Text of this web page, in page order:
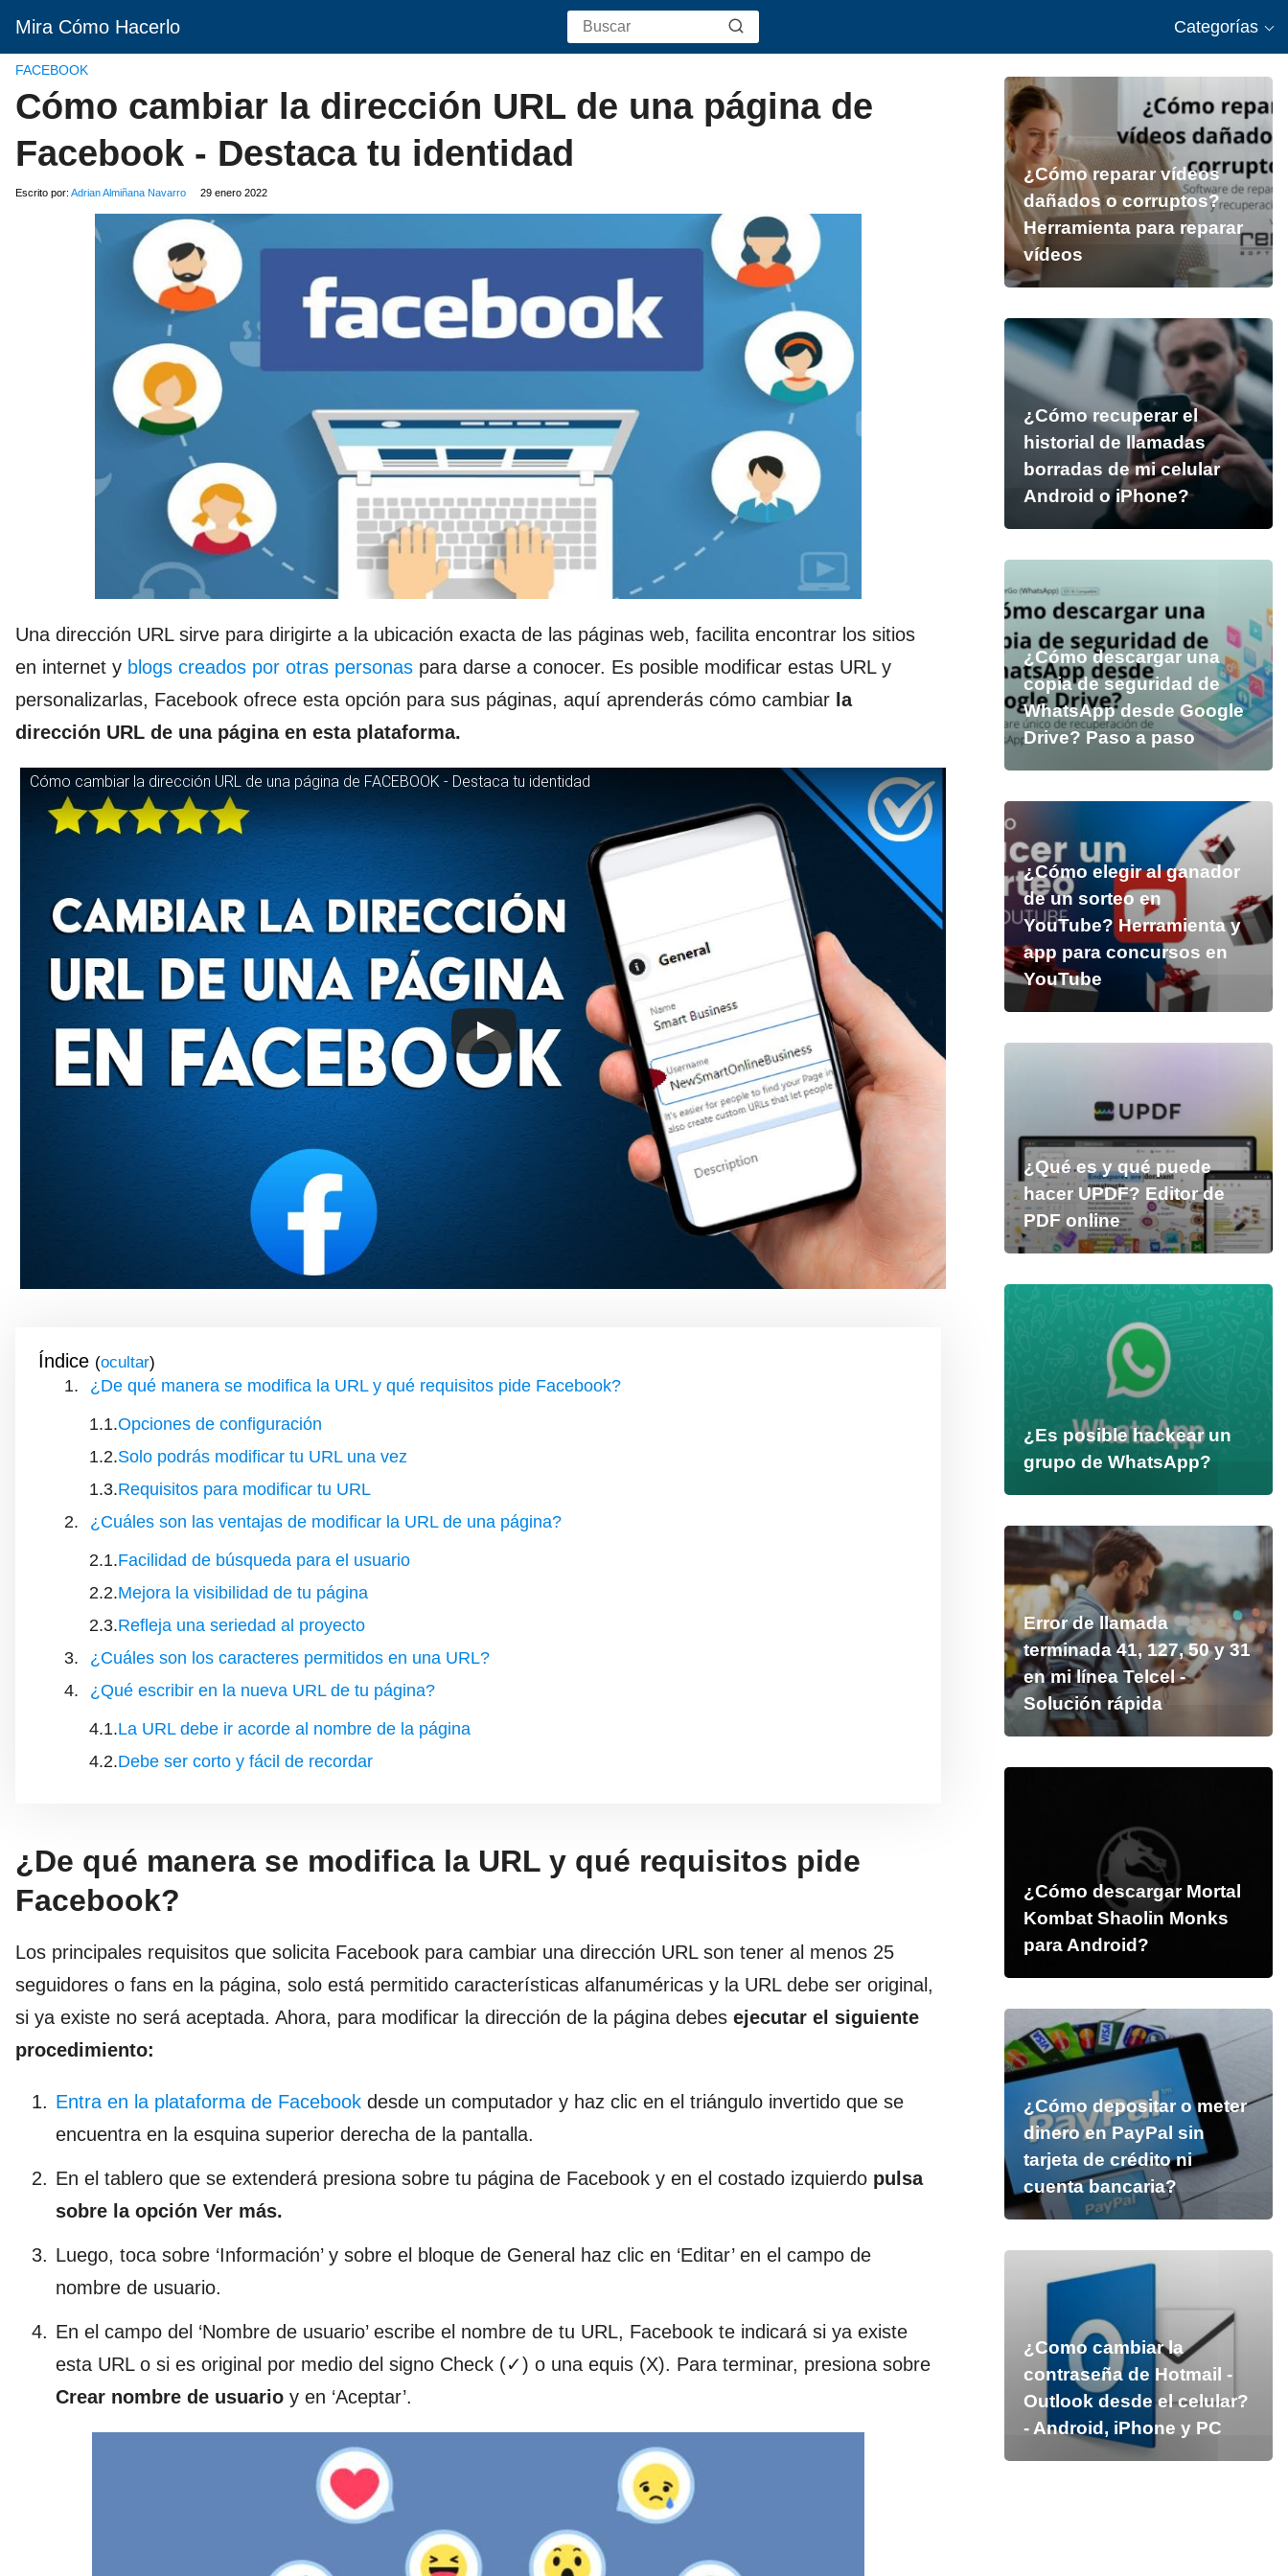
Mira Cómo Hacerlo Categorías
FACEBOOK
Cómo cambiar la dirección URL de una página de
Facebook - Destaca tu identidad
Escrito por: Adrian Almiñana Navarro 29 enero 2022
Una dirección URL sirve para dirigirte a la ubicación exacta de las páginas web, facilita encontrar los sitios
en internet y blogs creados por otras personas para darse a conocer. Es posible modificar estas URL y
personalizarlas, Facebook ofrece esta opción para sus páginas, aquí aprenderás cómo cambiar la
dirección URL de una página en esta plataforma.
Cómo cambiar la dirección URL de una página de FACEBOOK - Destaca tu identidad
Índice ( )
¿De qué manera se modifica la URL y qué requisitos pide Facebook?
Opciones de configuración
Solo podrás modificar tu URL una vez
Requisitos para modificar tu URL
¿Cuáles son las ventajas de modificar la URL de una página?
Facilidad de búsqueda para el usuario
Mejora la visibilidad de tu página
Refleja una seriedad al proyecto
¿Cuáles son los caracteres permitidos en una URL?
¿Qué escribir en la nueva URL de tu página?
La URL debe ir acorde al nombre de la página
Debe ser corto y fácil de recordar
¿De qué manera se modifica la URL y qué requisitos pide
Facebook?
Los principales requisitos que solicita Facebook para cambiar una dirección URL son tener al menos 25
seguidores o fans en la página, solo está permitido características alfanuméricas y la URL debe ser original,
si ya existe no será aceptada. Ahora, para modificar la dirección de la página debes ejecutar el siguiente
procedimiento:
Entra en la plataforma de Facebook desde un computador y haz clic en el triángulo invertido que se
encuentra en la esquina superior derecha de la pantalla.
En el tablero que se extenderá presiona sobre tu página de Facebook y en el costado izquierdo pulsa
sobre la opción Ver más.
Luego, toca sobre ‘Información’ y sobre el bloque de General haz clic en ‘Editar’ en el campo de
nombre de usuario.
En el campo del ‘Nombre de usuario’ escribe el nombre de tu URL, Facebook te indicará si ya existe
esta URL o si es original por medio del signo Check (✓) o una equis (X). Para terminar, presiona sobre
Crear nombre de usuario y en ‘Aceptar’.
¿Cómo reparar vídeos
dañados o corruptos?
Herramienta para reparar
vídeos
¿Cómo recuperar el
historial de llamadas
borradas de mi celular
Android o iPhone?
¿Cómo descargar una
copia de seguridad de
WhatsApp desde Google
Drive? Paso a paso
¿Cómo elegir al ganador
de un sorteo en
YouTube? Herramienta y
app para concursos en
YouTube
¿Qué es y qué puede
hacer UPDF? Editor de
PDF online
¿Es posible hackear un
grupo de WhatsApp?
Error de llamada
terminada 41, 127, 50 y 31
en mi línea Telcel -
Solución rápida
¿Cómo descargar Mortal
Kombat Shaolin Monks
para Android?
¿Cómo depositar o meter
dinero en PayPal sin
tarjeta de crédito ni
cuenta bancaria?
¿Como cambiar la
contraseña de Hotmail -
Outlook desde el celular?
- Android, iPhone y PC